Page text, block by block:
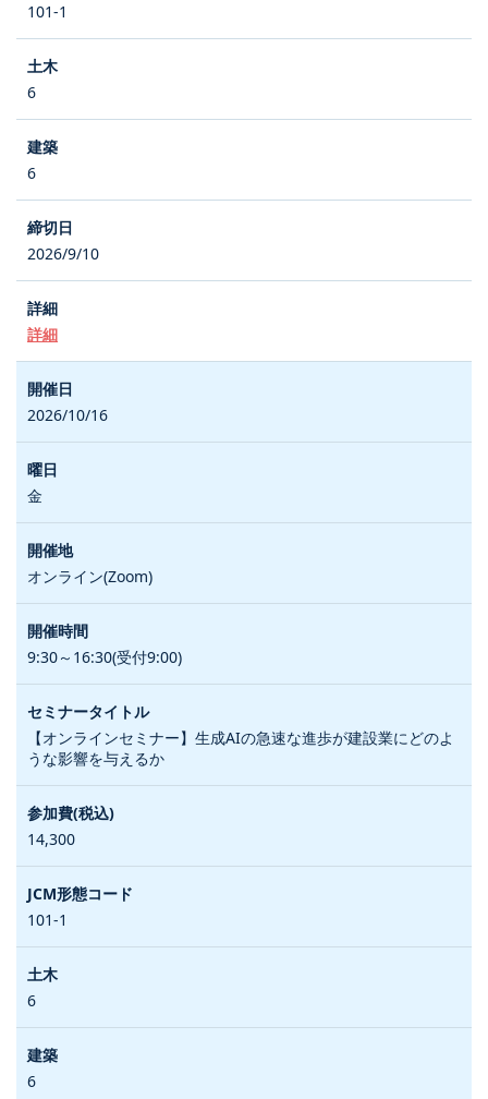
101-1
6
6
2026/9/10
詳細
2026/10/16
金
オンライン(Zoom)
9:30～16:30(受付9:00)
【オンラインセミナー】生成AIの急速な進歩が建設業にどのよ
うな影響を与えるか
14,300
101-1
6
6